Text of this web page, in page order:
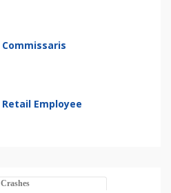
Commissaris
Retail Employee
Crashes